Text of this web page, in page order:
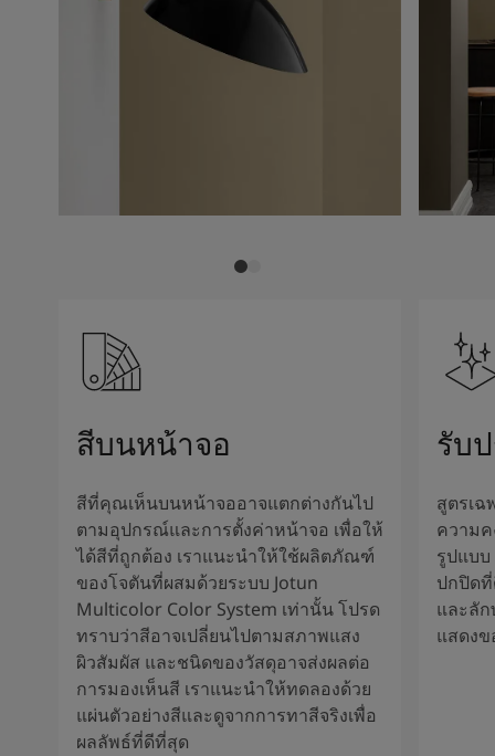
สีบนหน้าจอ
สีที่คุณเห็นบนหน้าจออาจแตกต่างกันไป
ตามอุปกรณ์และการตั้งค่าหน้าจอ เพื่อให้
ได้สีที่ถูกต้อง เราแนะนำให้ใช้ผลิตภัณฑ์
ของโจตันที่ผสมด้วยระบบ Jotun
Multicolor Color System เท่านั้น โปรด
ทราบว่าสีอาจเปลี่ยนไปตามสภาพแสง
ผิวสัมผัส และชนิดของวัสดุอาจส่งผลต่อ
การมองเห็นสี เราแนะนำให้ทดลองด้วย
แผ่นตัวอย่างสีและดูจากการทาสีจริงเพื่อ
ผลลัพธ์ที่ดีที่สุด
รับ
สูตรเฉ
ความ
รูปแบ
ปกปิดที่
และลั
แสดงข